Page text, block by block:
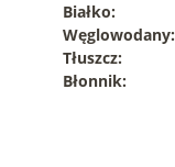
Białko:
Węglowodany:
Tłuszcz:
Błonnik: